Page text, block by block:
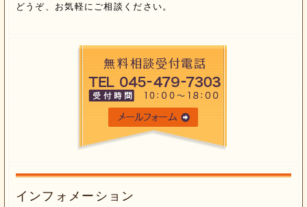
どうぞ、お気軽にご相談ください。
インフォメーション